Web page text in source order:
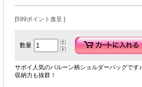
サボイ人気のバルーン柄ショルダーバッグです♪
収納力も抜群！
[599ポイント進呈 ]
数量